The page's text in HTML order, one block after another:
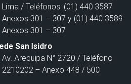
Lima / Teléfonos: (01) 440 3587
Anexos 301 – 307 y (01) 440 3589
Anexos 301 – 307
San Isidro
Av. Arequipa N° 2720 / Teléfono
2210202 – Anexo 448 / 500